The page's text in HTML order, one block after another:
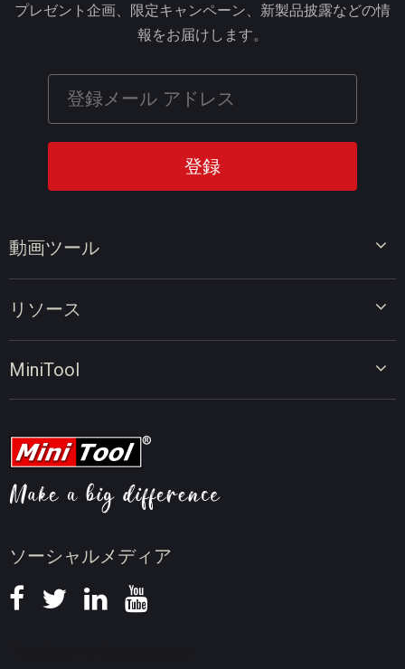
ソーシャルメディア
動画ツール
ビデオコンバーター
リソース
動画圧縮のヒント
ニュース
MiniTool
プレゼント企画、限定キャンペーン、新製品披露などの情
報をお届けします。